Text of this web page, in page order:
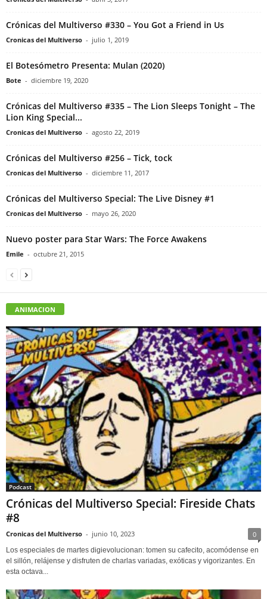
Crónicas del Multiverso #330 – You Got a Friend in Us
Cronicas del Multiverso - julio 1, 2019
El Botesómetro Presenta: Mulan (2020)
Bote - diciembre 19, 2020
Crónicas del Multiverso #335 – The Lion Sleeps Tonight – The
Lion King Special...
Cronicas del Multiverso - agosto 22, 2019
Crónicas del Multiverso #256 – Tick, tock
Cronicas del Multiverso - diciembre 11, 2017
Crónicas del Multiverso Special: The Live Disney #1
Cronicas del Multiverso - mayo 26, 2020
Nuevo poster para Star Wars: The Force Awakens
Emile - octubre 21, 2015
ANIMACION
Podcast
Crónicas del Multiverso Special: Fireside Chats
#8
Cronicas del Multiverso - junio 10, 2023 0
Los especiales de martes digievolucionan: tomen su cafecito, acomódense en
el sillón, relájense y disfruten de charlas variadas, exóticas y vigorizantes. En
esta octava...